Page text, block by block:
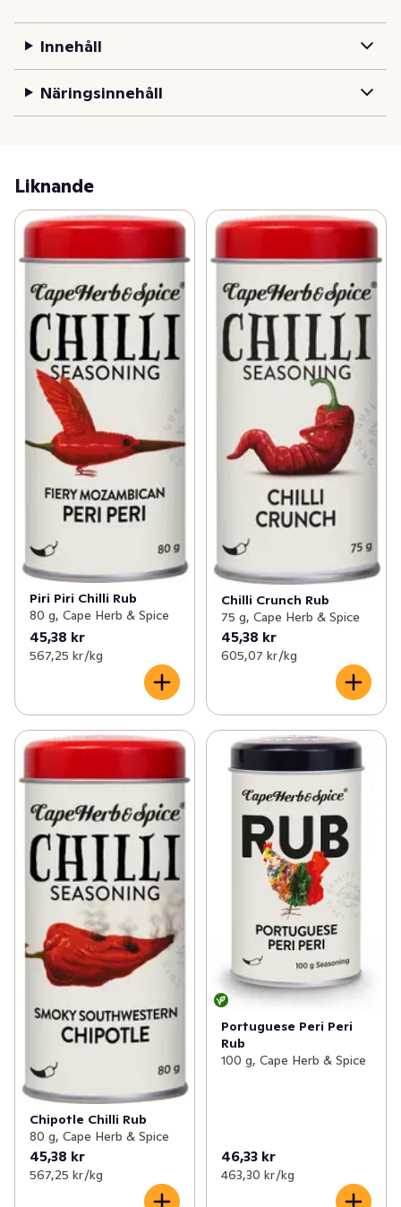
Innehåll
Näringsinnehåll
Liknande
Piri Piri Chilli Rub
80 g, Cape Herb & Spice
45,38 kr
567,25 kr /kg
Chilli Crunch Rub
75 g, Cape Herb & Spice
45,38 kr
605,07 kr /kg
Chipotle Chilli Rub
80 g, Cape Herb & Spice
45,38 kr
567,25 kr /kg
Portuguese Peri Peri
Rub
100 g, Cape Herb & Spice
46,33 kr
463,30 kr /kg